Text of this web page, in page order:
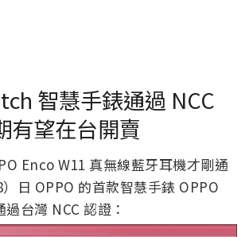
智慧手錶通過 NCC
有望在台開賣
Enco W11 真無線藍牙耳機才剛通
日 OPPO 的首款智慧手錶 OPPO
台灣 NCC 認證：